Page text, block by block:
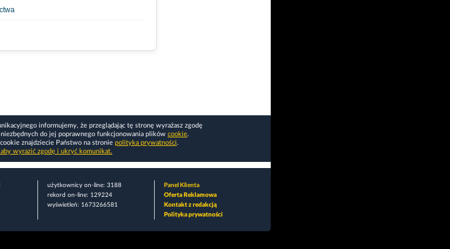
informujemy, że przeglądając tę stronę wyrażasz zgodę
do jej poprawnego funkcjonowania plików cookie.
znajdziecie Państwo na stronie polityka prywatności.
wyrazić zgodę i ukryć komunikat.
użytkownicy on-line: 3188
rekord on-line: 129224
wyświetleń: 1673266581
Panel Klienta
Oferta Reklamowa
Kontakt z redakcją
Polityka prywatności